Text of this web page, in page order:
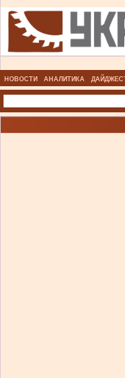
НОВОСТИ АНАЛИТИКА